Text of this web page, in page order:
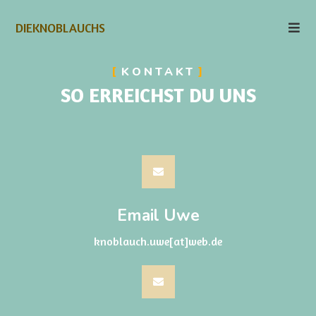
DIEKNOBLAUCHS
KONTAKT
SO ERREICHST DU UNS
Email Uwe
knoblauch.uwe[at]web.de